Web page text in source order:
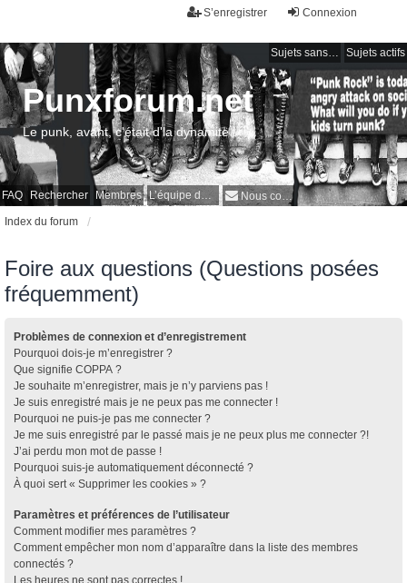
Connexion
S’enregistrer
Sujets sans réponse Sujets actifs
FAQ Rechercher Membres L’équipe du forum Nous contacter
Punxforum.net
Le punk, avant, c'était d'la dynamite !
Index du forum
Foire aux questions (Questions posées
fréquemment)
Problèmes de connexion et d’enregistrement
Pourquoi dois-je m’enregistrer ?
Que signifie COPPA ?
Je souhaite m’enregistrer, mais je n’y parviens pas !
Je suis enregistré mais je ne peux pas me connecter !
Pourquoi ne puis-je pas me connecter ?
Je me suis enregistré par le passé mais je ne peux plus me connecter ?!
J’ai perdu mon mot de passe !
Pourquoi suis-je automatiquement déconnecté ?
À quoi sert « Supprimer les cookies » ?
Paramètres et préférences de l’utilisateur
Comment modifier mes paramètres ?
Comment empêcher mon nom d’apparaître dans la liste des membres
connectés ?
Les heures ne sont pas correctes !